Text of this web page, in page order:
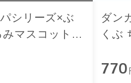
シリーズ×ぶ
マスコット
ダン
くぶ
770